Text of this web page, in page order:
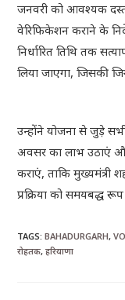
जनवरी को आवश्यक
वेरिफिकेशन कराने के
निर्धारित तिथि तक
लिया जाएगा, जिसकी
उन्होंने योजना से जुड़े
अवसर का लाभ उठाएं
कराएं, ताकि
प्रक्रिया को समयबद्ध
TAGS:BAHADURGARH,
रोहतक, हरियाणा